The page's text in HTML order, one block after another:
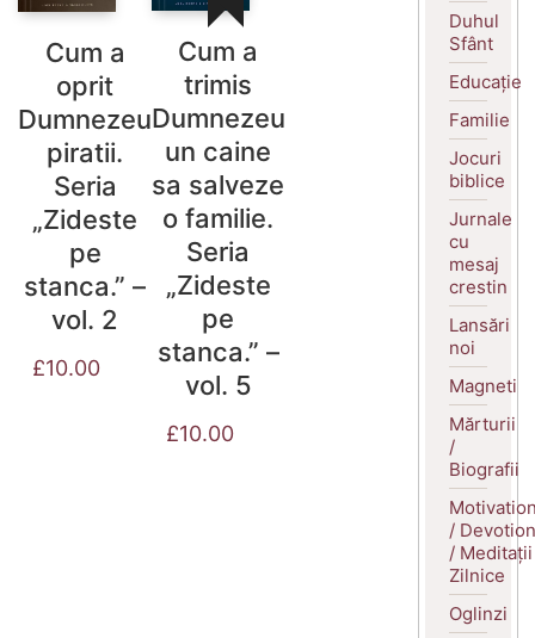
Cum a
oprit
Dumnezeu
piratii.
Seria
„Zideste
pe
stanca.” –
vol. 2
£10.00
Cum a
trimis
Dumnezeu
un caine
sa salveze
o familie.
Seria
„Zideste
pe
stanca.” –
vol. 5
£10.00
Duhul
Sfânt
Educație
Familie
Jocuri
biblice
Jurnale
cu
mesaj
crestin
Lansări
noi
Magneti
Mărturii
/
Biografii
/
/ Meditații
Zilnice
Oglinzi